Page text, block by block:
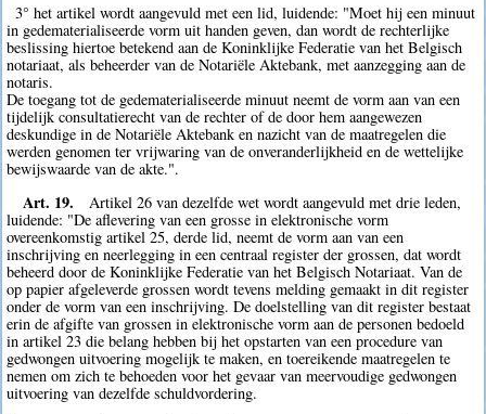
3° het artikel wordt aangevuld met een lid, luidende: "Moet hij een minuut
in gedematerialiseerde vorm uit handen geven, dan wordt de rechterlijke
beslissing hiertoe betekend aan de Koninklijke Federatie van het Belgisch
notariaat, als beheerder van de Notariële Aktebank, met aanzegging aan de
notaris.
De toegang tot de gedematerialiseerde minuut neemt de vorm aan van een
tijdelijk consultatierecht van de rechter of de door hem aangewezen
deskundige in de Notariële Aktebank en nazicht van de maatregelen die
werden genomen ter vrijwaring van de onveranderlijkheid en de wettelijke
bewijswaarde van de akte.".
Art. 19.
Artikel 26 van dezelfde wet wordt aangevuld met drie leden,
luidende: "De aflevering van een grosse in elektronische vorm
overeenkomstig artikel 25, derde lid, neemt de vorm aan van een
inschrijving en neerlegging in een centraal register der grossen, dat wordt
beheerd door de Koninklijke Federatie van het Belgisch Notariaat. Van de
op papier afgeleverde grossen wordt tevens melding gemaakt in dit register
onder de vorm van een inschrijving. De doelstelling van dit register bestaat
erin de afgifte van grossen in elektronische vorm aan de personen bedoeld
in artikel 23 die belang hebben bij het opstarten van een procedure van
gedwongen uitvoering mogelijk te maken, en toereikende maatregelen te
nemen om zich te behoeden voor het gevaar van meervoudige gedwongen
uitvoering van dezelfde schuldvordering.